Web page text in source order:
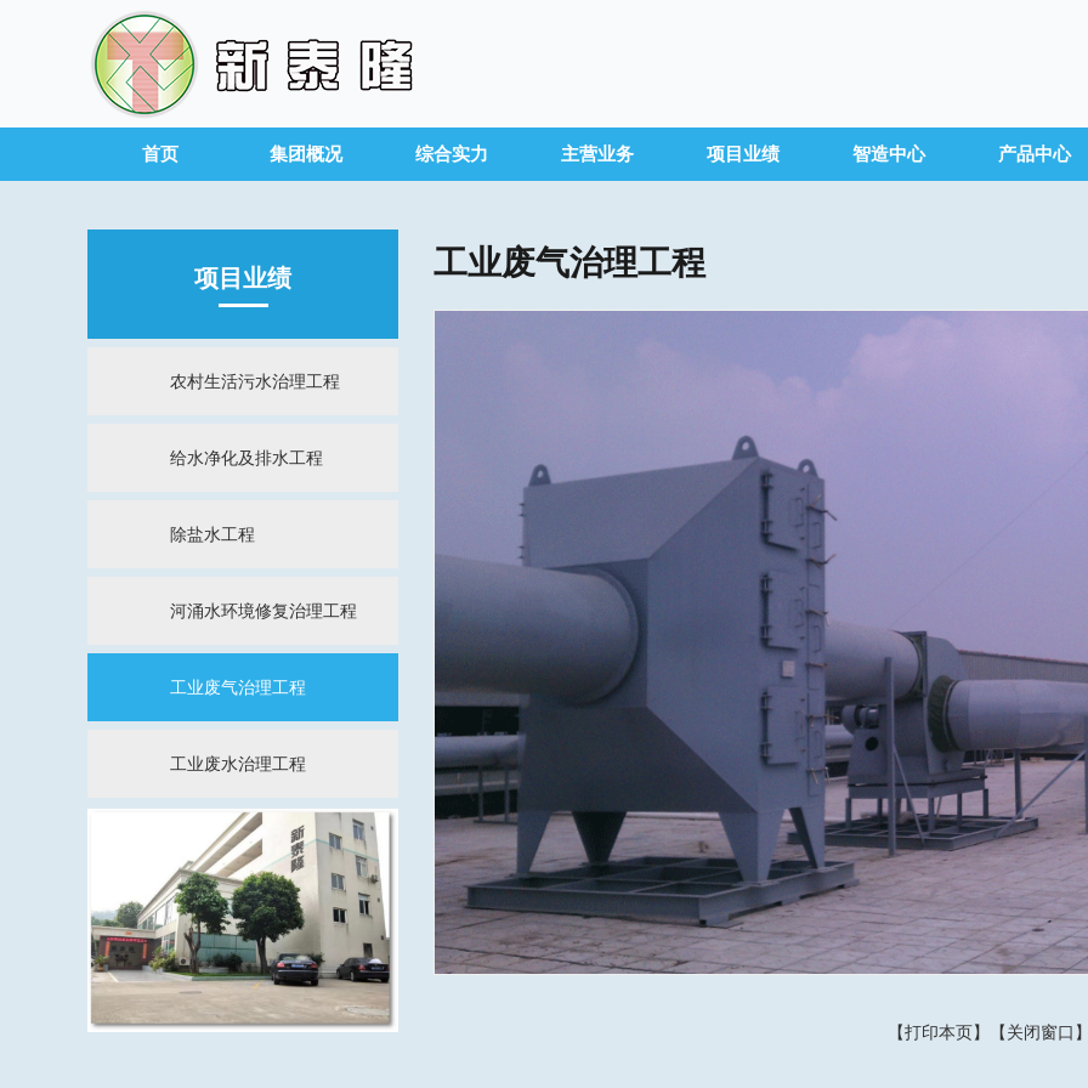
首页 集团概况 综合实力 主营业务 项目业绩 智造中心 产品中心
项目业绩
农村生活污水治理工程
给水净化及排水工程
除盐水工程
河涌水环境修复治理工程
工业废气治理工程
工业废水治理工程
工业废气治理工程
【打印本页】【关闭窗口